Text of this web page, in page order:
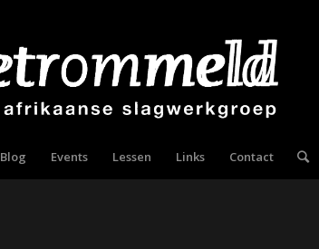
Blog Events Lessen Links Contact